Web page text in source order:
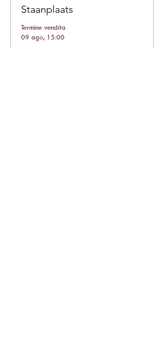
Staanplaats
Termine vendita
09 ago, 15:00